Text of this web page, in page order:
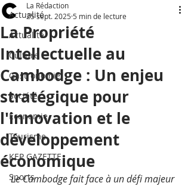
Actualité
Actualité
Culture
Gastronomie
Société
Economie
Tourisme
KEP GAZETTE
Sports
La Propriété
Intellectuelle au
Cambodge : Un enjeu
stratégique pour
l'innovation et le
développement
économique
La Rédaction
25 sept. 2025 5 min de lecture
Le Cambodge fait face à un défi majeur